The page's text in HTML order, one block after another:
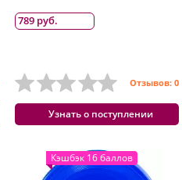
789 руб.
Отзывов: 0
Узнать о поступлении
Кэшбэк 16 баллов